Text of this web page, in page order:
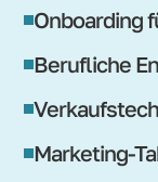
Onboarding
Berufliche
Marketing-